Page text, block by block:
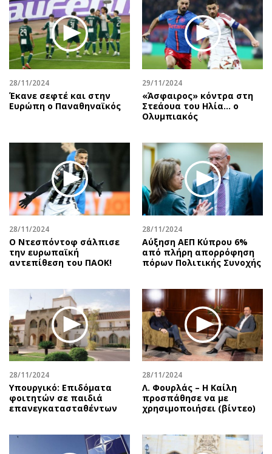
28/11/2024
Έκανε σεφτέ και στην
Ευρώπη ο Παναθηναϊκός
29/11/2024
«Άσφαιρος» κόντρα στη
Στεάουα του Ηλία... ο
Ολυμπιακός
28/11/2024
Ο Ντεσπόντοφ σάλπισε
την ευρωπαϊκή
αντεπίθεση του ΠΑΟΚ!
28/11/2024
Αύξηση ΑΕΠ Κύπρου 6%
από πλήρη απορρόφηση
πόρων Πολιτικής Συνοχής
28/11/2024
Υπουργικό: Επιδόματα
φοιτητών σε παιδιά
επανεγκατασταθέντων
28/11/2024
Λ. Φουρλάς – Η Καίλη
προσπάθησε να με
χρησιμοποιήσει (βίντεο)